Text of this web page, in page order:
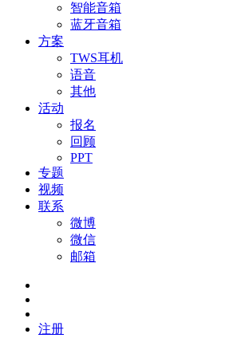
智能音箱
蓝牙音箱
方案
TWS耳机
语音
其他
活动
报名
回顾
PPT
专题
视频
联系
微博
微信
邮箱
注册